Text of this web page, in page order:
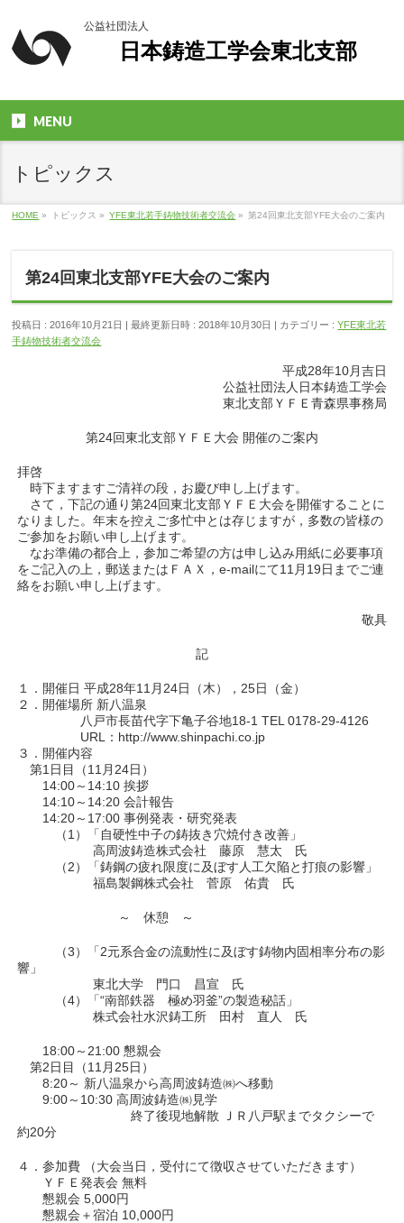
公益社団法人
日本鋳造工学会東北支部
MENU
トピックス
HOME » トピックス » YFE東北若手鋳物技術者交流会 » 第24回東北支部YFE大会のご案内
第24回東北支部YFE大会のご案内
投稿日 : 2016年10月21日 最終更新日時 : 2018年10月30日 カテゴリー :YFE東北若
手鋳物技術者交流会
平成28年10月吉日
公益社団法人日本鋳造工学会
東北支部ＹＦＥ青森県事務局
第24回東北支部ＹＦＥ大会 開催のご案内
拝啓
時下ますますご清祥の段，お慶び申し上げます。
さて，下記の通り第24回東北支部ＹＦＥ大会を開催することに
なりました。年末を控えご多忙中とは存じますが，多数の皆様の
ご参加をお願い申し上げます。
なお準備の都合上，参加ご希望の方は申し込み用紙に必要事項
をご記入の上，郵送またはＦＡＸ，e-mailにて11月19日までご連
絡をお願い申し上げます。
敬具
記
１．開催日 平成28年11月24日（木），25日（金）
２．開催場所 新八温泉
八戸市長苗代字下亀子谷地18-1 TEL 0178-29-4126
URL：http://www.shinpachi.co.jp
３．開催内容
第1日目（11月24日）
14:00～14:10 挨拶
14:10～14:20 会計報告
14:20～17:00 事例発表・研究発表
（1）「自硬性中子の鋳抜き穴焼付き改善」
高周波鋳造株式会社 藤原 慧太 氏
（2）「鋳鋼の疲れ限度に及ぼす人工欠陥と打痕の影響」
福島製鋼株式会社 菅原 佑貴 氏
～ 休憩 ～
（3）「2元系合金の流動性に及ぼす鋳物内固相率分布の影
響」
東北大学 門口 昌宣 氏
（4）「“南部鉄器 極め羽釜”の製造秘話」
株式会社水沢鋳工所 田村 直人 氏
18:00～21:00 懇親会
第2日目（11月25日）
8:20～ 新八温泉から高周波鋳造㈱へ移動
9:00～10:30 高周波鋳造㈱見学
終了後現地解散 ＪＲ八戸駅までタクシーで
約20分
４．参加費 （大会当日，受付にて徴収させていただきます）
ＹＦＥ発表会 無料
懇親会 5,000円
懇親会＋宿泊 10,000円